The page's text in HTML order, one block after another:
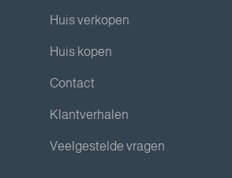
Huis verkopen
Huis kopen
Contact
Klantverhalen
Veelgestelde vragen